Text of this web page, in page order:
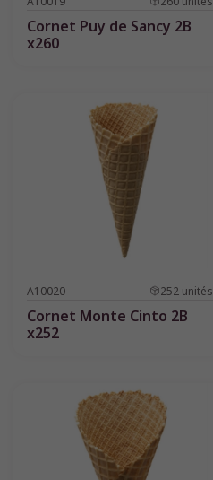
Cornet Puy de Sancy 2B
x260
A10020 252 unités
Cornet Monte Cinto 2B
x252